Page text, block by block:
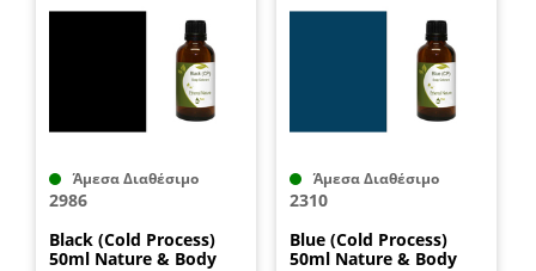
Άμεσα Διαθέσιμο
2986
Black (Cold Process)
50ml Nature & Body
Άμεσα Διαθέσιμο
2310
Blue (Cold Process)
50ml Nature & Body